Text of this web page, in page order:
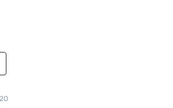
нанесите небольшое количество
волосы, равномерно
до кончиков, помассируйте,